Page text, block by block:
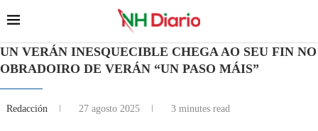
UN VERÁN INESQUECIBLE CHEGA AO SEU FIN NO
OBRADOIRO DE VERÁN “UN PASO MÁIS”
Redacción 27 agosto 2025 3 minutes read